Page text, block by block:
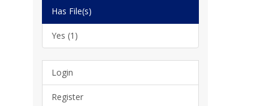
Has File(s)
Yes (1)
Login
Register